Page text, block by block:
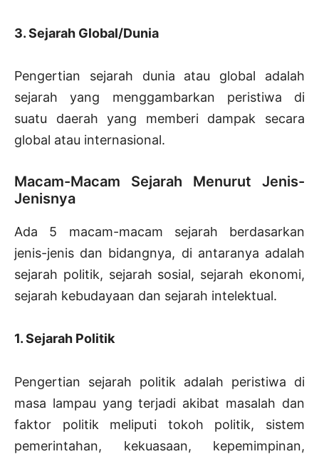
3. Sejarah Global/Dunia
Pengertian sejarah dunia atau global adalah
sejarah yang menggambarkan peristiwa di
suatu daerah yang memberi dampak secara
global atau internasional.
Macam-Macam Sejarah Menurut Jenis-
Jenisnya
Ada 5 macam-macam sejarah berdasarkan
jenis-jenis dan bidangnya, di antaranya adalah
sejarah politik, sejarah sosial, sejarah ekonomi,
sejarah kebudayaan dan sejarah intelektual.
1. Sejarah Politik
Pengertian sejarah politik adalah peristiwa di
masa lampau yang terjadi akibat masalah dan
faktor politik meliputi tokoh politik, sistem
pemerintahan, kekuasaan, kepemimpinan,